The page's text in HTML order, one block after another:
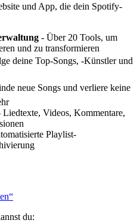
und App, die dein Spotify-
- Über 20 Tools, um
und zu transformieren
deine Top-Songs, -Künstler und
neue Songs und verliere keine
Liedtexte, Videos, Kommentare,
Playlist-
du: